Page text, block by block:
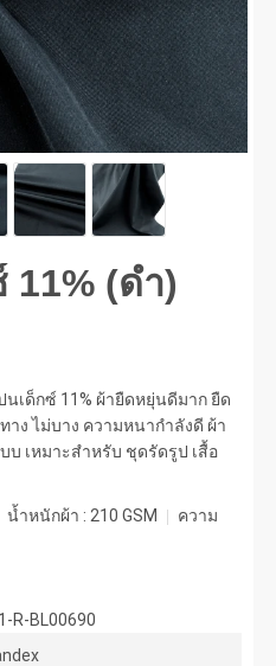
11% (ดำ)
นเด็กซ์ 11% ผ้ายืดหยุ่นดีมาก ยืด
ง ไม่บาง ความหนากำลังดี ผ้า
เหมาะสำหรับ ชุดรัดรูป เสื้อ
น้ำหนักผ้า : 210 GSM
ความ
R-BL00690